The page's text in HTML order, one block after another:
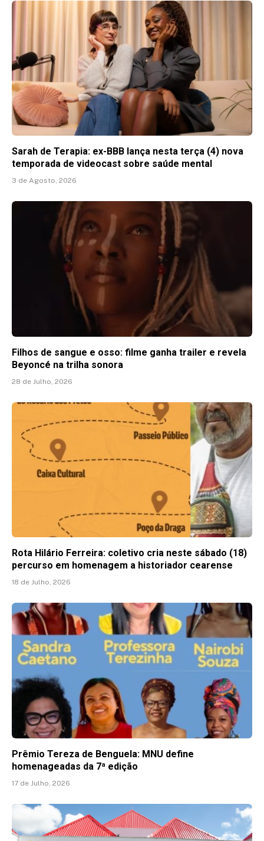
Sarah de Terapia: ex-BBB lança nesta terça (4) nova
temporada de videocast sobre saúde mental
3 de Agosto, 2026
Filhos de sangue e osso: filme ganha trailer e revela
Beyoncé na trilha sonora
28 de Julho, 2026
Rota Hilário Ferreira: coletivo cria neste sábado (18)
percurso em homenagem a historiador cearense
18 de Julho, 2026
Prêmio Tereza de Benguela: MNU define
homenageadas da 7ª edição
17 de Julho, 2026